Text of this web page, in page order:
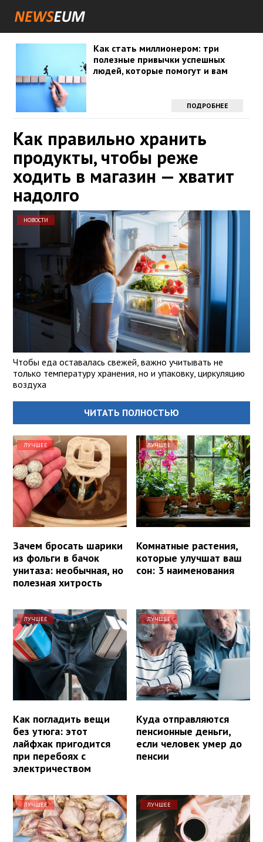
Как стать миллионером: три
полезные привычки успешных
людей, которые помогут и вам
ПОДРОБНЕЕ
Как правильно хранить
продукты, чтобы реже
ходить в магазин — хватит
надолго
НОВОСТИ
Чтобы еда оставалась свежей, важно учитывать не
только температуру хранения, но и упаковку, циркуляцию
воздуха
ЧИТАТЬ ПОЛНОСТЬЮ
ЛУЧШЕЕ
Зачем бросать шарики
из фольги в бачок
унитаза: необычная, но
полезная хитрость
ЛУЧШЕЕ
Комнатные растения,
которые улучшат ваш
сон: 3 наименования
ЛУЧШЕЕ
Как погладить вещи
без утюга: этот
лайфхак пригодится
при перебоях с
электричеством
ЛУЧШЕЕ
Куда отправляются
пенсионные деньги,
если человек умер до
пенсии
ЛУЧШЕЕ ЛУЧШЕЕ